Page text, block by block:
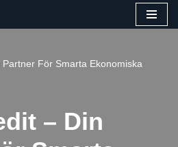
För Smarta Ekonomiska
– Din